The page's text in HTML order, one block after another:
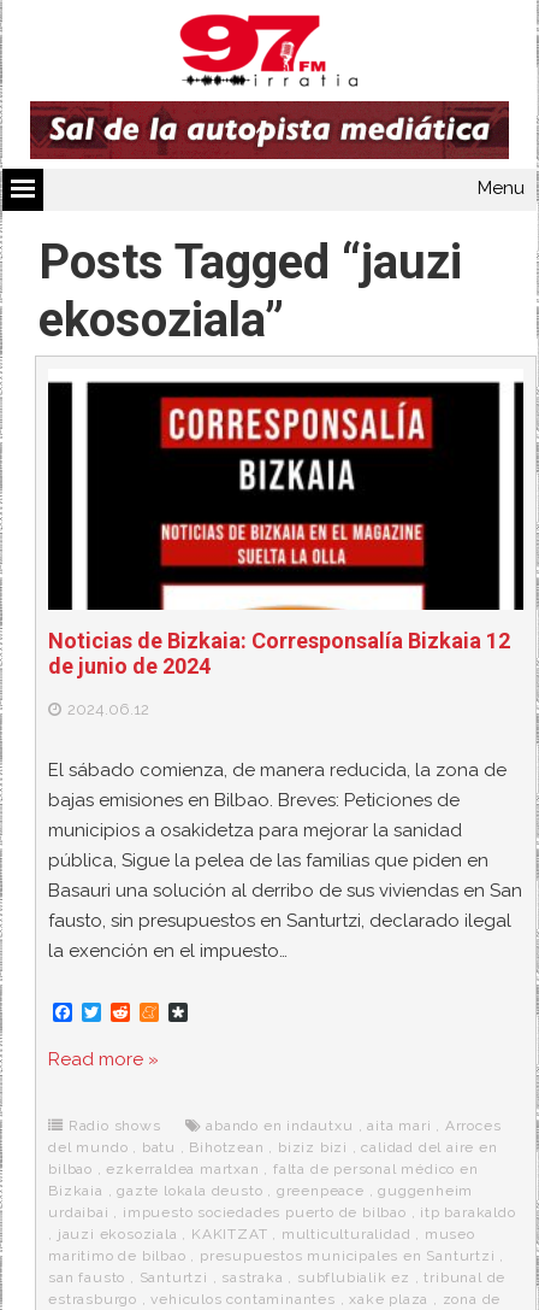
Menu
Posts Tagged “jauzi
ekosoziala”
Noticias de Bizkaia: Corresponsalía Bizkaia 12
de junio de 2024
2024.06.12
El sábado comienza, de manera reducida, la zona de
bajas emisiones en Bilbao. Breves: Peticiones de
municipios a osakidetza para mejorar la sanidad
pública, Sigue la pelea de las familias que piden en
Basauri una solución al derribo de sus viviendas en San
fausto, sin presupuestos en Santurtzi, declarado ilegal
la exención en el impuesto…
F
c
e
o
k
T
i
t
r
R
d
d
M
e
r
a
Read more »
Radio shows abando en indautxu ,aita mari , Arroces
del mundo , batu , Bihotzean , biziz bizi ,calidad del aire en
bilbao ,ezkerraldea martxan ,falta de personal médico en
Bizkaia ,gazte lokala deusto , greenpeace ,guggenheim
urdaibai , impuesto sociedades puerto de bilbao , itp barakaldo
, jauzi ekosoziala , KAKITZAT , multiculturalidad , museo
maritimo de bilbao , presupuestos municipales en Santurtzi ,
san fausto , Santurtzi , sastraka , subflubialik ez ,tribunal de
estrasburgo ,vehiculos contaminantes ,xake plaza , zona de